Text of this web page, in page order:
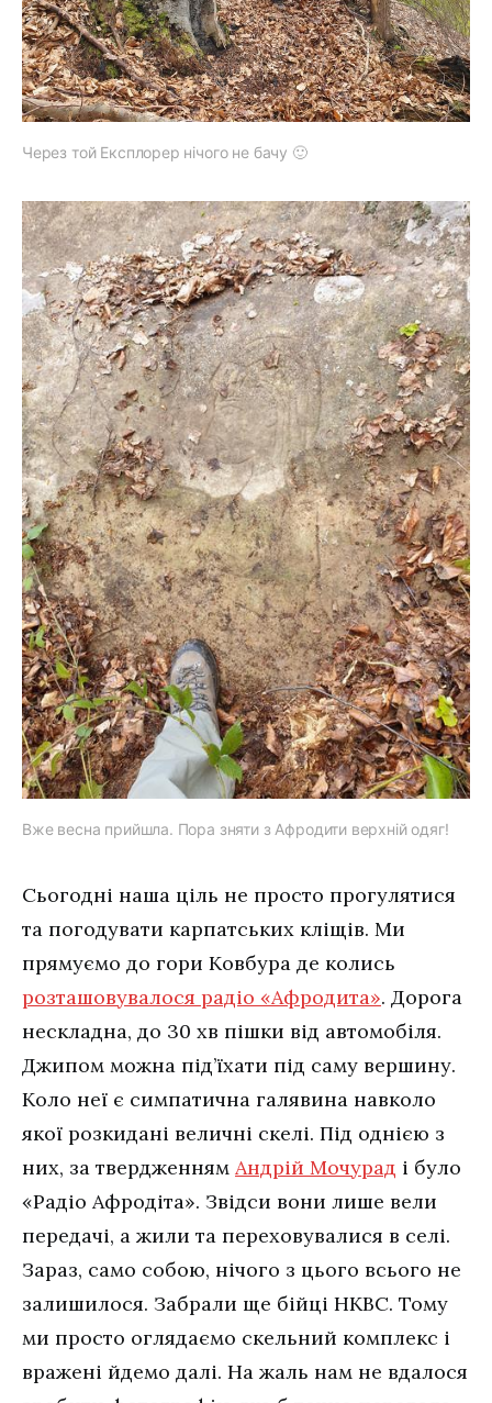
Через той Експлорер нічого не бачу 🙂
Вже весна прийшла. Пора зняти з Афродити верхній одяг!
Сьогодні наша ціль не просто прогулятися
та погодувати карпатських кліщів. Ми
прямуємо до гори Ковбура де колись
розташовувалося радіо «Афродита». Дорога
нескладна, до 30 хв пішки від автомобіля.
Джипом можна під’їхати під саму вершину.
Коло неї є симпатична галявина навколо
якої розкидані величні скелі. Під однією з
них, за твердженням Андрій Мочурад і було
«Радіо Афродіта». Звідси вони лише вели
передачі, а жили та переховувалися в селі.
Зараз, само собою, нічого з цього всього не
залишилося. Забрали ще бійці НКВС. Тому
ми просто оглядаємо скельний комплекс і
вражені йдемо далі. На жаль нам не вдалося